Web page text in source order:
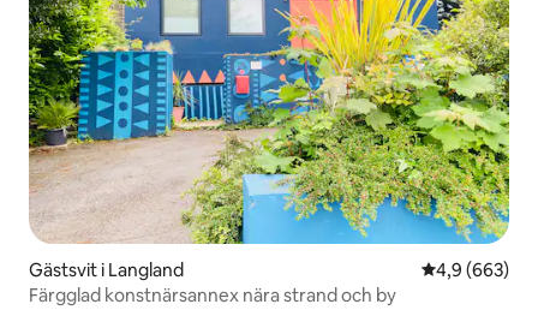
Gästsvit i Langland 4,9 av 5 i
4,9 (663)
Färgglad konstnärsannex nära strand och by